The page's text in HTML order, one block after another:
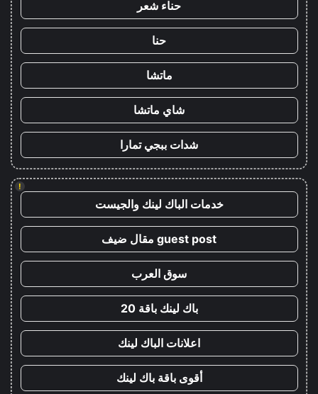
حناء شعر
حنا
ماتشا
شاي ماتشا
شدات ببجي تمارا
!
خدمات الباك لينك والجيست
guest post مقال ضيف
سوق العرب
باك لينك باقة 20
اعلانات الباك لينك
أقوى باقة باك لينك